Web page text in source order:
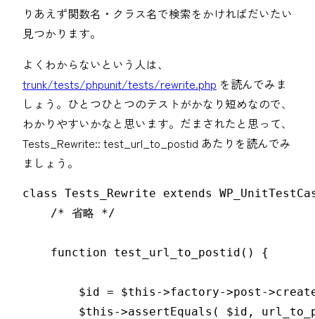
りあえず関数名・クラス名で検索をかければだいたい
見つかります。
よくわからないという人は、
trunk/tests/phpunit/tests/rewrite.php を読んでみま
しょう。ひとつひとつのテストがかなり短めなので、
わかりやすいかなと思います。だまされたと思って、
Tests_Rewrite:: test_url_to_postid あたりを読んでみ
ましょう。
class Tests_Rewrite extends
    /* 省略 */
    function test_url_to_postid() {
$id = $this->factory->post-
$this->assertEquals( $id,